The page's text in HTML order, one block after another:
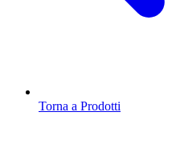
Torna a Prodotti